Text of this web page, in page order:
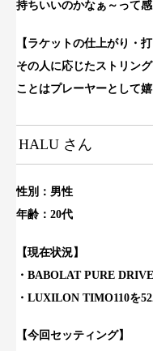
持ちいいのかなぁ～って感
【ラケットの仕上がり・
その人に応じたストリン
ことはプレーヤーとして
HALU さん
性別：男性
年齢：20代
【現在状況】
・BABOLAT PURE
・LUXILON TIMO110を
【今回セッティング】